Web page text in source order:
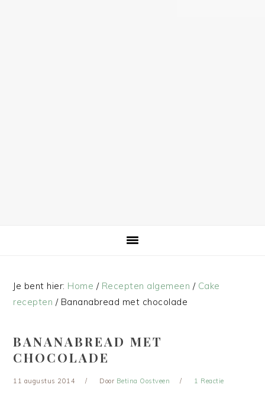
Je bent hier: Home / Recepten algemeen / Cake
recepten /Bananabread met chocolade
BANANABREAD MET
CHOCOLADE
11 augustus 2014 Door Betina Oostveen 1 Reactie